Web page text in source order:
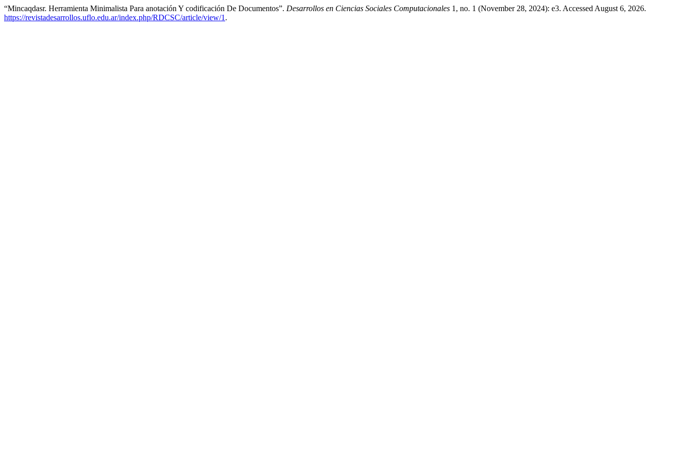
“Mincaqdasr. Herramienta Minimalista Para anotación Y codificación De Documentos”. Desarrollos en Ciencias Sociales Computacionales 1, no. 1 (November 28, 2024): e3. Accessed August 6, 2026.
https://revistadesarrollos.uflo.edu.ar/index.php/RDCSC/article/view/1 .